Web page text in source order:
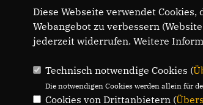
Diese Webseite verwendet
Webangebot zu verbessern
jederzeit widerrufen. Weitere
Technisch notwendige Cookies (
Die notwendigen Cookies werden allein für
Cookies von Drittanbietern (